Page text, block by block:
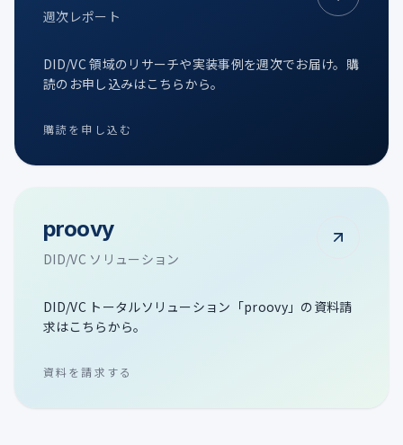
週次レポート
DID/VC 領域のリサーチや実装事例を週次でお届け。購
読のお申し込みはこちらから。
購読を申し込む
proovy
DID/VC ソリューション
DID/VC トータルソリューション「proovy」の資料請
求はこちらから。
資料を請求する